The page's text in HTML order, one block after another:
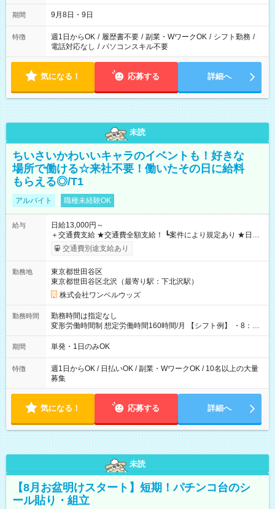
時間は変更となる可能性があります
期間 9月8日・9日
特徴 週1日からOK / 履歴書不要 / 副業・WワークOK / シフト勤務 /
電話対応なし / パソコンスキル不要
気になる！ 応募する 詳細へ
未読
ちいさいかわいいキャラのイベントも！好きな
場所で働ける☆来社不要！働いたその日に給料
もらえる◎/T1
アルバイト 職種未経験OK
給与
日給13,000円～
＋交通費支給 ★交通費全額支給！ ┗案件により規定あり ★日払
いOK！（規定あり） ┗働いたその日に現金GET♪ お仕事後はコ
ンビニATMから 日払い分を引き落とせます！ 【試用期間】試
交通費別途支給あり
勤務地
東京都世田谷区
東京都世田谷区北沢（最寄り駅：下北沢駅）
株式会社ワンベルウッズ
勤務時間
勤務時間は指定なし
変形労働時間制 想定労働時間160時間/月 【シフト例】 ・8：00
～21：00
期間 単発・1日のみOK
特徴
週1日からOK / 日払いOK / 副業・WワークOK / 10名以上の大量
募集
気になる！ 応募する 詳細へ
未読
【8月お盆明けスタート】短期！パチンコ台のシ
ール貼り・組立